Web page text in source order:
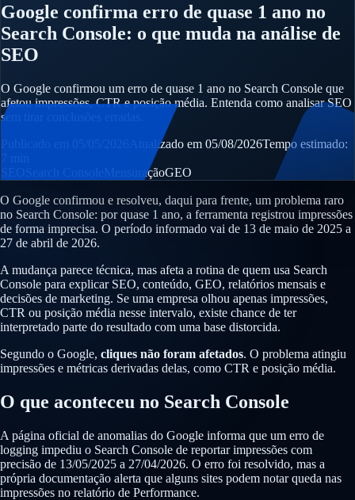
Google confirma erro de quase 1 ano no
Search Console: o que muda na análise de
SEO
O Google confirmou um erro de quase 1 ano no Search Console que
afetou impressões, CTR e posição média. Entenda como analisar SEO
sem tirar conclusões erradas.
Atualizado em 05/08/2026Tempo estimado:
MensuraçãoGEO
O Google confirmou e resolveu, daqui para frente, um problema raro
no Search Console: por quase 1 ano, a ferramenta registrou impressões
de forma imprecisa. O período informado vai de 13 de maio de 2025 a
27 de abril de 2026.
A mudança parece técnica, mas afeta a rotina de quem usa Search
Console para explicar SEO, conteúdo, GEO, relatórios mensais e
decisões de marketing. Se uma empresa olhou apenas impressões,
CTR ou posição média nesse intervalo, existe chance de ter
interpretado parte do resultado com uma base distorcida.
Segundo o Google, cliques não foram afetados. O problema atingiu
impressões e métricas derivadas delas, como CTR e posição média.
O que aconteceu no Search Console
A página oficial de anomalias do Google informa que um erro de
logging impediu o Search Console de reportar impressões com
precisão de 13/05/2025 a 27/04/2026. O erro foi resolvido, mas a
própria documentação alerta que alguns sites podem notar queda nas
impressões no relatório de Performance.